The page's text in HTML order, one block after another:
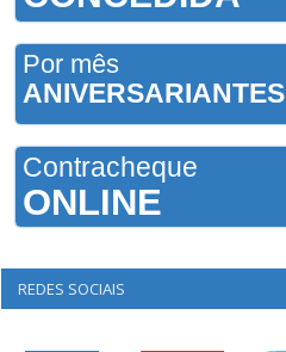
Por mês
ANIVERSARIANTES
Contracheque
ONLINE
REDES SOCIAIS